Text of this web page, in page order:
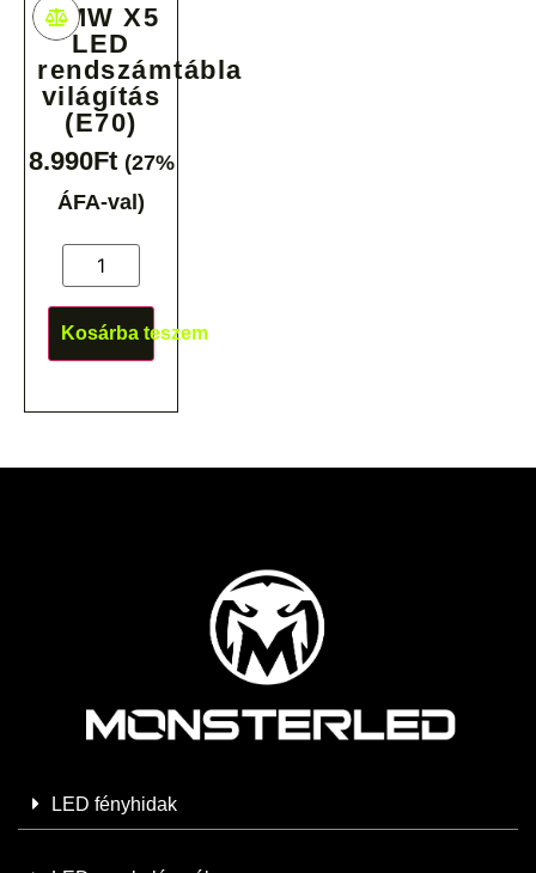
BMW X5
LED
rendszámtábla
világítás
(E70)
8.990Ft (27%
ÁFA-val)
Kosárba teszem
LED fényhidak